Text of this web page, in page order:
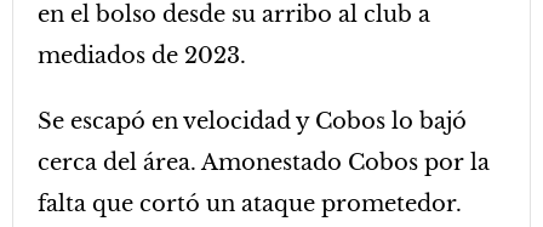
en el bolso desde su arribo al club a
mediados de 2023.
Se escapó en velocidad y Cobos lo bajó
cerca del área. Amonestado Cobos por la
falta que cortó un ataque prometedor.